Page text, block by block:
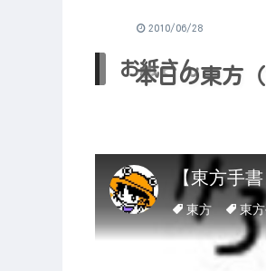
本日の東方
2010/06/28
お紙さん